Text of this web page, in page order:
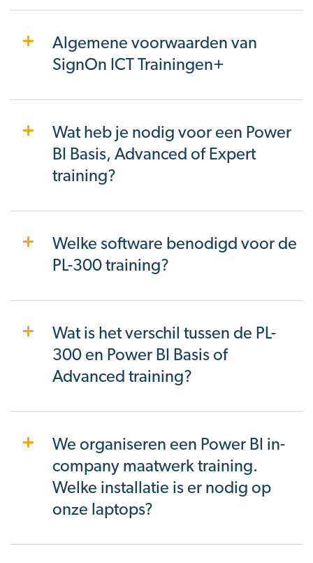
Algemene voorwaarden van
SignOn ICT Trainingen+
Wat heb je nodig voor een Power
BI Basis, Advanced of Expert
training?
Welke software benodigd voor de
PL-300 training?
Wat is het verschil tussen de PL-
300 en Power BI Basis of
Advanced training?
We organiseren een Power BI in-
company maatwerk training.
Welke installatie is er nodig op
onze laptops?